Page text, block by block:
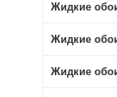
Жидкие
Жидкие
Жидкие